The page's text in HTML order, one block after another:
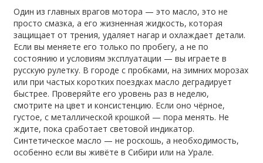
Один из главных врагов мотора — этомасло,это не
просто смазка, а его жизненная жидкость, которая
защищает от трения, удаляет нагар и охлаждает детали.
Если вы меняете его только по пробегу, а не по
состоянию и условиям эксплуатации — вы играете в
русскую рулетку. В городе с пробками, на зимних морозах
или при частых коротких поездках масло деградирует
быстрее. Проверяйте его уровень раз в неделю,
смотрите на цвет и консистенцию. Если оно чёрное,
густое, с металлической крошкой — пора менять. Не
ждите, пока сработает световой индикатор.
Синтетическое масло — не роскошь, а необходимость,
особенно если вы живёте в Сибири или на Урале.